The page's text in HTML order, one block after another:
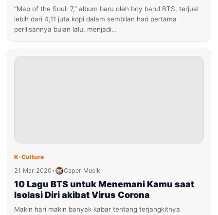
“Map of the Soul: 7,” album baru oleh boy band BTS, terjual
lebih dari 4,11 juta kopi dalam sembilan hari pertama
perilisannya bulan lalu, menjadi…
K-Culture
21 Mar 2020• Caper Musik
10 Lagu BTS untuk Menemani Kamu saat
Isolasi Diri akibat Virus Corona
Makin hari makin banyak kabar tentang terjangkitnya